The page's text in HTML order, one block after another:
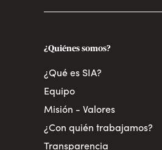
¿Quiénes somos?
¿Qué es SIA?
Equipo
Misión - Valores
¿Con quién trabajamos?
Transparencia